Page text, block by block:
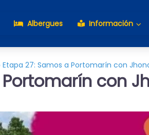
Albergues Información
Etapa 27: Samos a Portomarín con
con